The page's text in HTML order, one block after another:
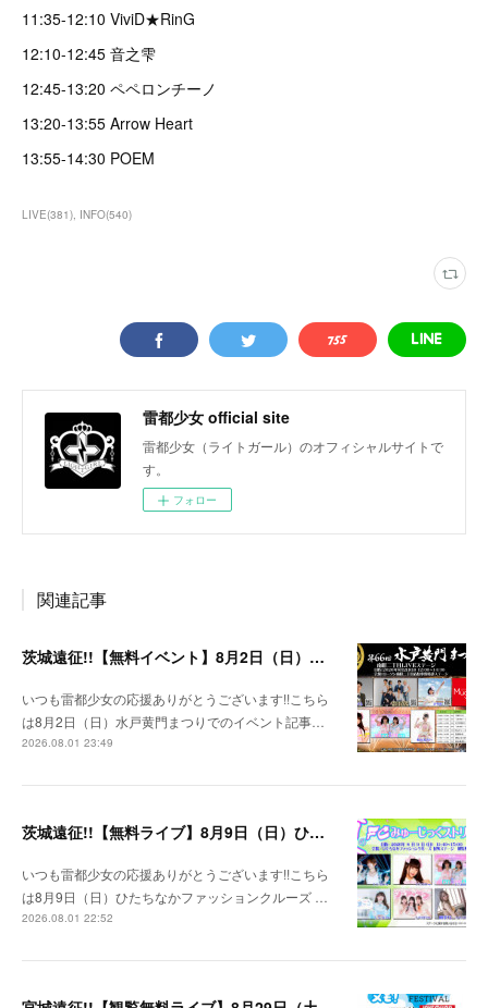
11:35-12:10 ViviD★RinG
12:10-12:45 音之雫
12:45-13:20 ペペロンチーノ
13:20-13:55 Arrow Heart
13:55-14:30 POEM
LIVE(381) INFO(540)
雷都少女 official site
雷都少女（ライトガール）のオフィシャルサイトで
す。
フォロー
関連記事
茨城遠征!!【無料イベント】8月2日（日）水戸黄門まつり
いつも雷都少女の応援ありがとうございます!!こちら
は8月2日（日）水戸黄門まつりでのイベント記事…
2026.08.01 23:49
茨城遠征!!【無料ライブ】8月9日（日）ひたちなかファッションクルーズ 野外ステージ
いつも雷都少女の応援ありがとうございます!!こちら
は8月9日（日）ひたちなかファッションクルーズ …
2026.08.01 22:52